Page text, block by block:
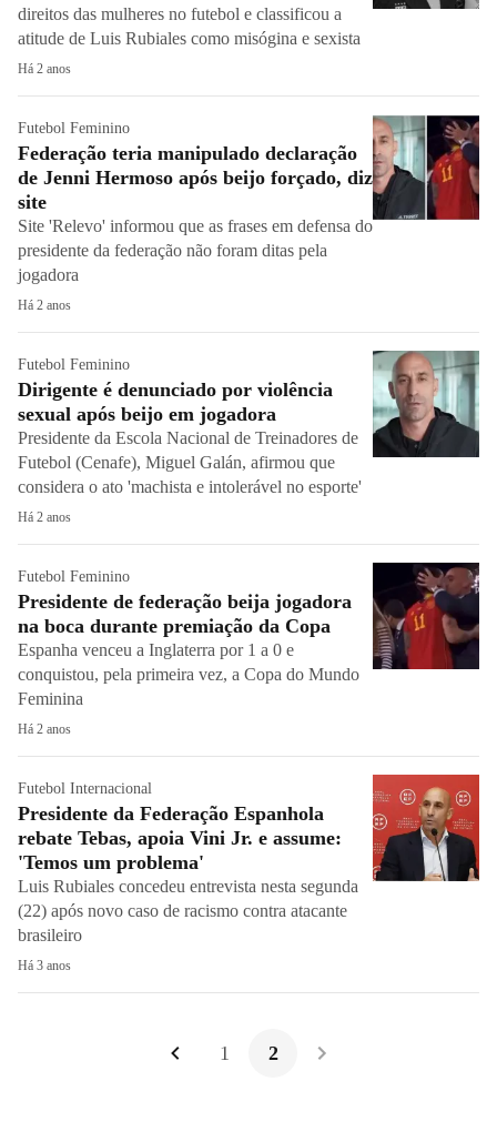
direitos das mulheres no futebol e classificou a
atitude de Luis Rubiales como misógina e sexista
Há 2 anos
Futebol Feminino
Federação teria manipulado declaração
de Jenni Hermoso após beijo forçado, diz
site
Site 'Relevo' informou que as frases em defensa do
presidente da federação não foram ditas pela
jogadora
Há 2 anos
Futebol Feminino
Dirigente é denunciado por violência
sexual após beijo em jogadora
Presidente da Escola Nacional de Treinadores de
Futebol (Cenafe), Miguel Galán, afirmou que
considera o ato 'machista e intolerável no esporte'
Há 2 anos
Futebol Feminino
Presidente de federação beija jogadora
na boca durante premiação da Copa
Espanha venceu a Inglaterra por 1 a 0 e
conquistou, pela primeira vez, a Copa do Mundo
Feminina
Há 2 anos
Futebol Internacional
Presidente da Federação Espanhola
rebate Tebas, apoia Vini Jr. e assume:
'Temos um problema'
Luis Rubiales concedeu entrevista nesta segunda
(22) após novo caso de racismo contra atacante
brasileiro
Há 3 anos
1 2